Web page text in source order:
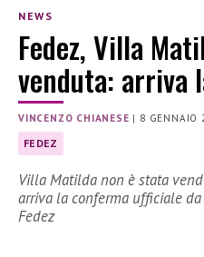
NEWS
Fedez, Villa
venduta: arriva
VINCENZO CHIANESE | 8 GENNAIO
FEDEZ
Villa Matilda non è stata
arriva la conferma ufficiale
Fedez